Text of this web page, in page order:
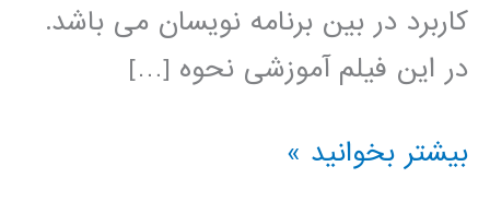
کاربرد در بین برنامه نویسان می باشد.
در این فیلم آموزشی نحوه […]
شناسایی
بیشتر بخوانید »